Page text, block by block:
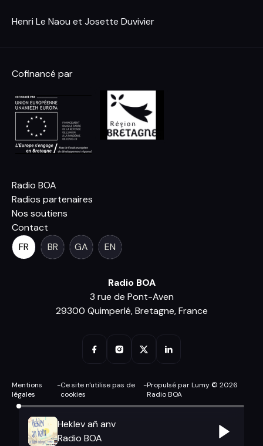
Henri Le Naou et Josette Duvivier
Cofinancé par
Radio BOA
Radios partenaires
Nos soutiens
Contact
FR
BR GA EN
Radio BOA
3 rue de Pont-Aven
29300 Quimperlé, Bretagne, France
Mentions
légales
-Ce site n'utilise pas de
cookies
-Propulsé par Lumy © 2026
Radio BOA
Heklev añ anv
Radio BOA